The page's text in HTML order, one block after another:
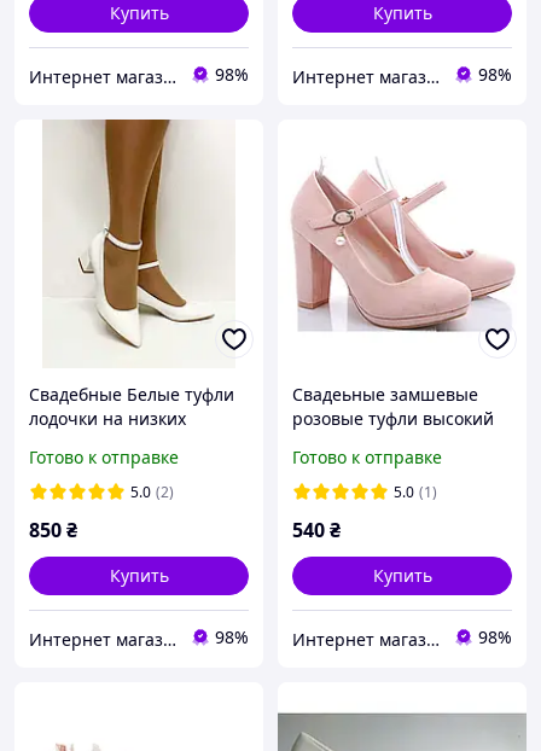
Купить
Интернет магазин "Ножки в одежке" 98%
Купить
Интернет магазин "Ножки в одежке" 98%
Свадебные Белые туфли
лодочки на низких
40 размер
Готово к отправке
5.0 (2)
850₴
Купить
Интернет магазин "Ножки в одежке" 98%
Свадеьные замшевые
розовые туфли высокий
размер 37 38 40
Готово к отправке
5.0 (1)
540₴
Купить
Интернет магазин "Ножки в одежке" 98%